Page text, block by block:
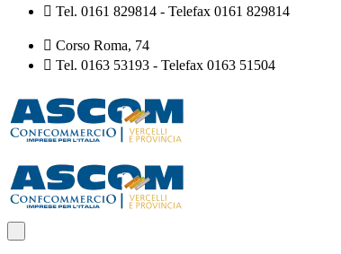
Tel. 0161 829814 - Telefax 0161 829814
Corso Roma, 74
Tel. 0163 53193 - Telefax 0163 51504